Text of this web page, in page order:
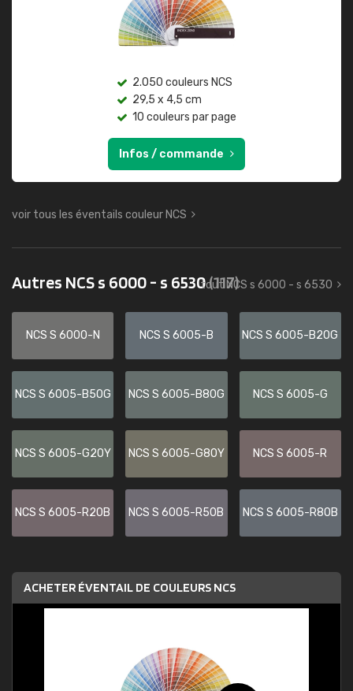
2.050 couleurs NCS
29,5 x 4,5 cm
10 couleurs par page
Infos / commande
voir tous les éventails couleur NCS
Autres NCS s 6000 - s 6530(117)
tout NCS s 6000 - s 6530
NCS S 6000-N NCS S 6005-B NCS S 6005-B20G
NCS S 6005-B50G NCS S 6005-B80G NCS S 6005-G
NCS S 6005-G20Y NCS S 6005-G80Y NCS S 6005-R
NCS S 6005-R20B NCS S 6005-R50B NCS S 6005-R80B
ACHETER ÉVENTAIL DE COULEURS NCS